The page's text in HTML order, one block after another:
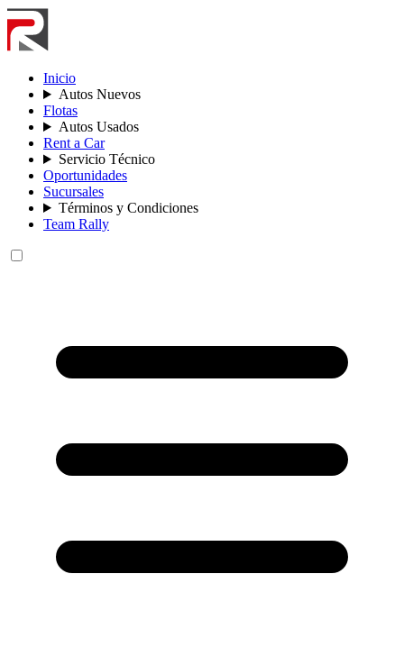
Inicio
Autos Nuevos
Flotas
Autos Usados
Rent a Car
Servicio Técnico
Oportunidades
Sucursales
Términos y Condiciones
Team Rally